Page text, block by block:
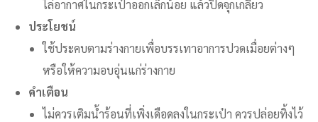
ไล่อากาศในกระเป๋าออกเล็กน้อย แล้วปิดจุกเกลียว
ประโยชน์
ใช้ประคบตามร่างกายเพื่อบรรเทาอาการปวดเมื่อยต่างๆ
หรือให้ความอบอุ่นแก่ร่างกาย
คำเตือน
ไม่ควรเติมน้ำร้อนที่เพิ่งเดือดลงในกระเป๋า ควรปล่อยทิ้งไว้